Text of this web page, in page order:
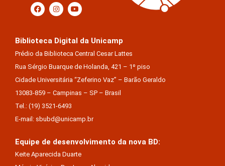
Biblioteca Digital da Unicamp
Prédio da Biblioteca Central Cesar Lattes
Rua Sérgio Buarque de Holanda, 421 – 1º piso
Cidade Universitária “Zeferino Vaz” – Barão Geraldo
13083-859 – Campinas – SP – Brasil
Tel.: (19) 3521-6493
E-mail: sbubd@unicamp.br
Equipe de desenvolvimento da nova BD:
Keite Aparecida Duarte